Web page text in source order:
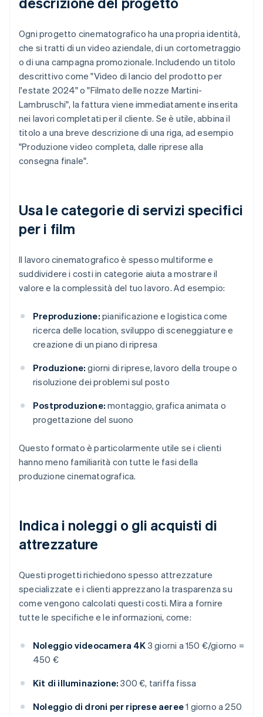
Ogni progetto cinematografico ha una propria identità,
che si tratti di un video aziendale, di un cortometraggio
o di una campagna promozionale. Includendo un titolo
descrittivo come "Video di lancio del prodotto per
l'estate 2024" o "Filmato delle nozze Martini-
Lambruschi", la fattura viene immediatamente inserita
nei lavori completati per il cliente. Se è utile, abbina il
titolo a una breve descrizione di una riga, ad esempio
"Produzione video completa, dalle riprese alla
consegna finale".
Usa le categorie di servizi specifici
per i film
Il lavoro cinematografico è spesso multiforme e
suddividere i costi in categorie aiuta a mostrare il
valore e la complessità del tuo lavoro. Ad esempio:
Preproduzione: pianificazione e logistica come
ricerca delle location, sviluppo di sceneggiature e
creazione di un piano di ripresa
Produzione: giorni di riprese, lavoro della troupe o
risoluzione dei problemi sul posto
Postproduzione: montaggio, grafica animata o
progettazione del suono
Questo formato è particolarmente utile se i clienti
hanno meno familiarità con tutte le fasi della
produzione cinematografica.
Indica i noleggi o gli acquisti di
attrezzature
Questi progetti richiedono spesso attrezzature
specializzate e i clienti apprezzano la trasparenza su
come vengono calcolati questi costi. Mira a fornire
tutte le specifiche e le informazioni, come:
Noleggio videocamera 4K 3 giorni a 150 €/giorno =
450 €
Kit di illuminazione: 300 €, tariffa fissa
Noleggio di droni per riprese aeree1 giorno a 250